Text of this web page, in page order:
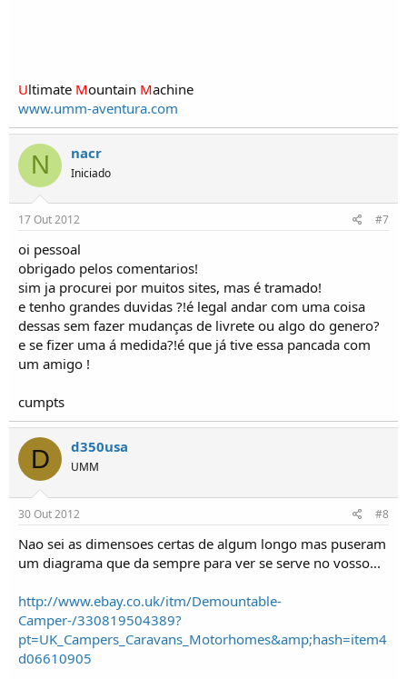
Ultimate Mountain Machine
www.umm-aventura.com
N nacr
Iniciado
17 Out 2012 #7
oi pessoal
obrigado pelos comentarios!
sim ja procurei por muitos sites, mas é tramado!
e tenho grandes duvidas ?!é legal andar com uma coisa
dessas sem fazer mudanças de livrete ou algo do genero?
e se fizer uma á medida?!é que já tive essa pancada com
um amigo !
cumpts
D d350usa
UMM
30 Out 2012 #8
Nao sei as dimensoes certas de algum longo mas puseram
um diagrama que da sempre para ver se serve no vosso...
http://www.ebay.co.uk/itm/Demountable-
Camper-/330819504389?
pt=UK_Campers_Caravans_Motorhomes&amp;hash=item4
d06610905